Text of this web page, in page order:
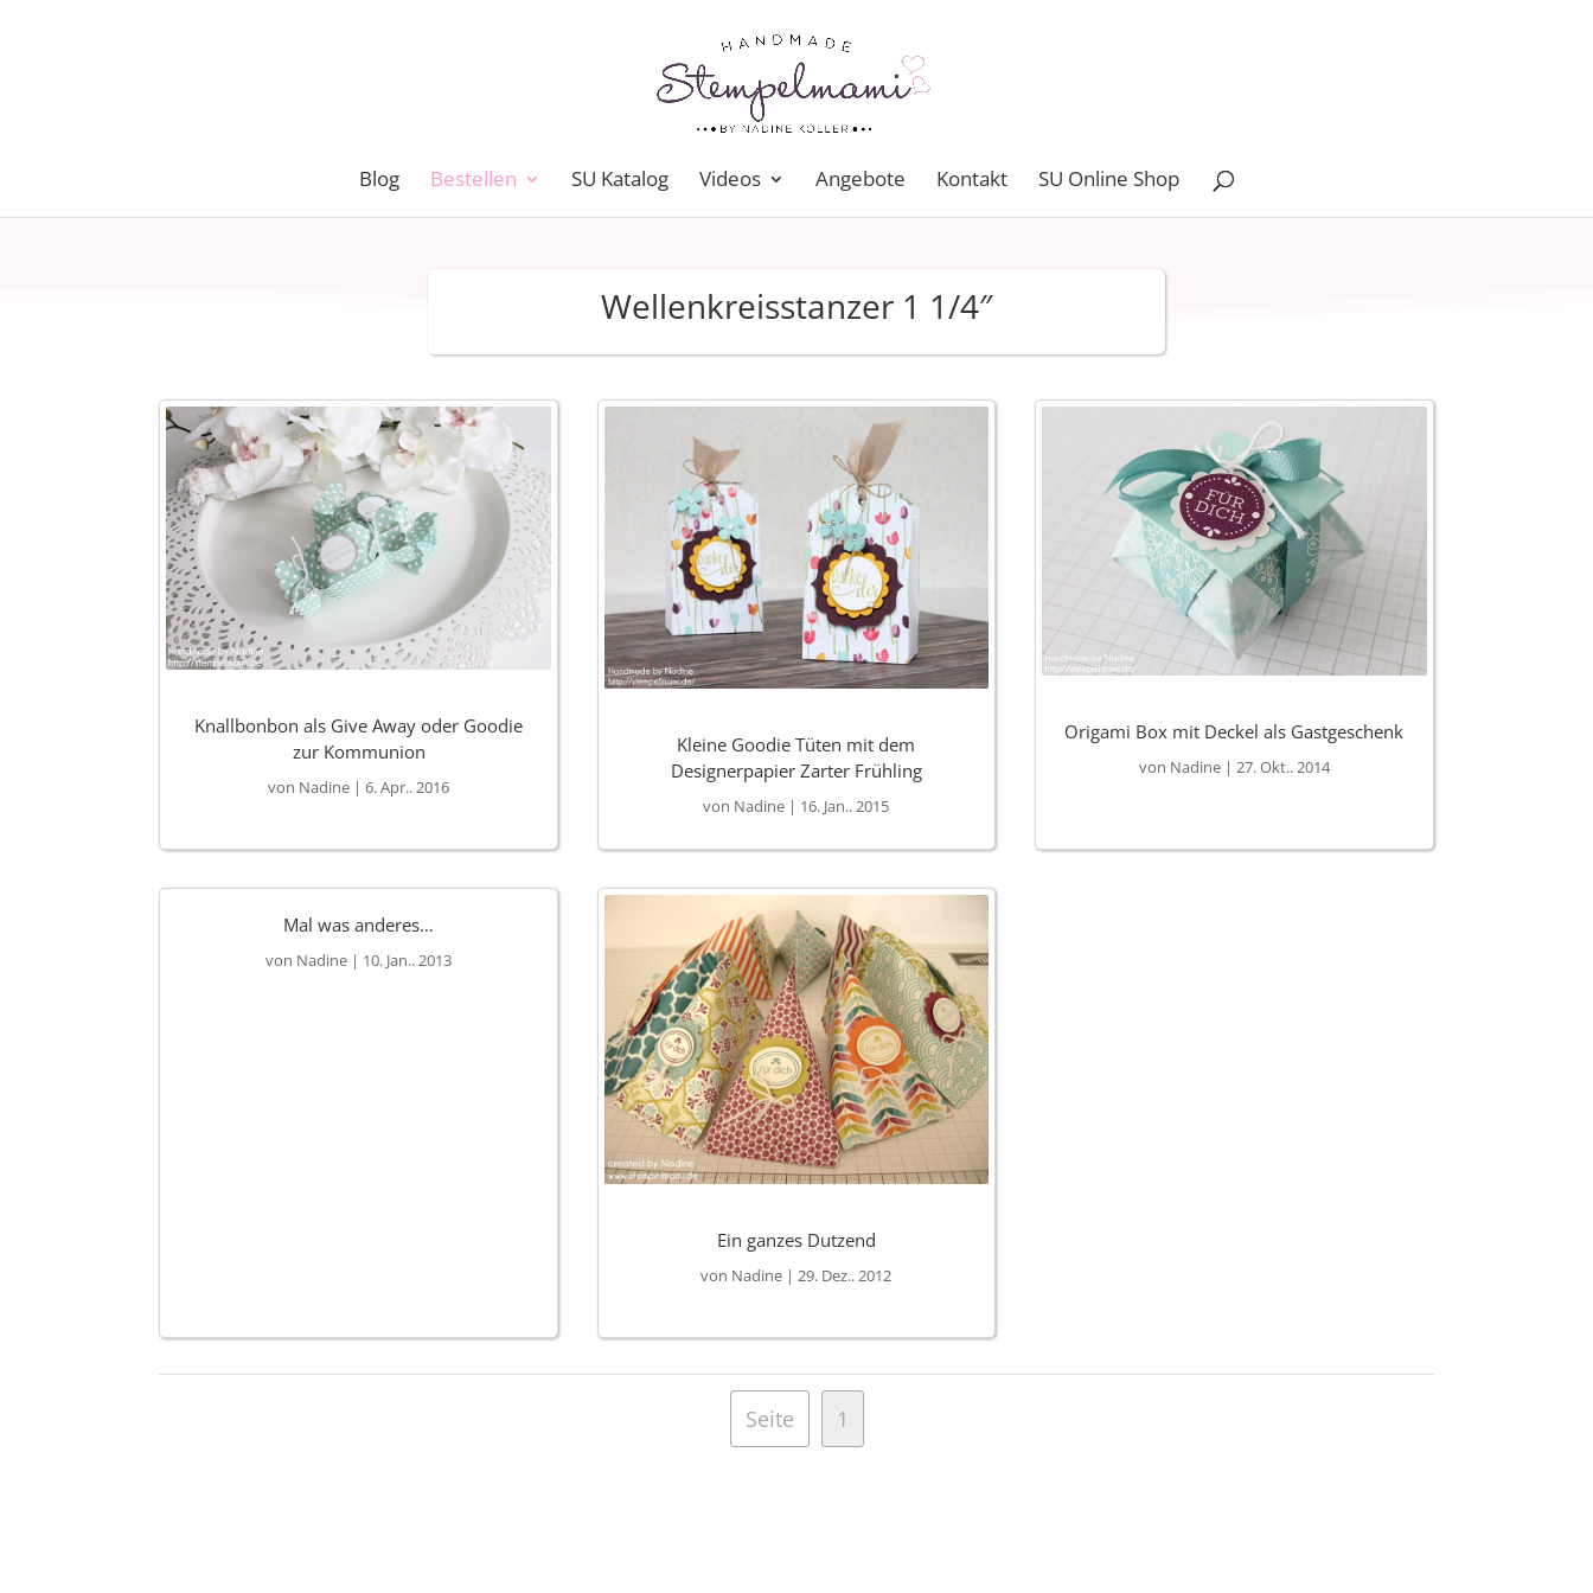
Blog Bestellen SU Katalog Videos Angebote Kontakt SU Online Shop
Wellenkreisstanzer 1 1/4″
Knallbonbon als Give Away oder Goodie
zur Kommunion
von Nadine |6. Apr.. 2016
Mal was anderes…
von Nadine | 10. Jan.. 2013
Kleine Goodie Tüten mit dem
Designerpapier Zarter Frühling
von Nadine | 16. Jan.. 2015
Ein ganzes Dutzend
von Nadine |29. Dez.. 2012
Origami Box mit Deckel als Gastgeschenk
von Nadine| 27. Okt.. 2014
Seite 1